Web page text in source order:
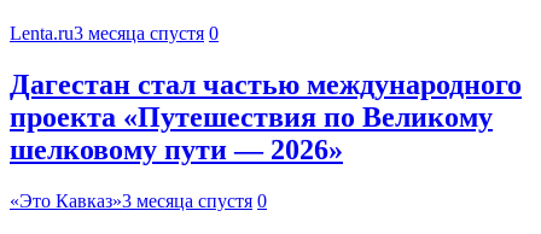
Lenta.ru3 месяца спустя 0
Дагестан стал частью международного
проекта «Путешествия по Великому
шелковому пути — 2026»
«Это Кавказ»3 месяца спустя 0